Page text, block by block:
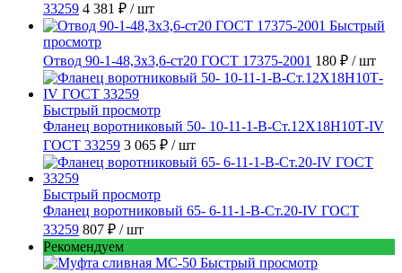
33259 4 381 ₽ / шт
Быстрый
просмотр
Отвод 90-1-48,3х3,6-ст20 ГОСТ 17375-2001 180 ₽ / шт
Быстрый просмотр
Фланец воротниковый 50- 10-11-1-B-Ст.12Х18Н10Т-IV
ГОСТ 33259 3 065 ₽ / шт
Быстрый просмотр
Фланец воротниковый 65- 6-11-1-B-Ст.20-IV ГОСТ
33259 807 ₽ / шт
Рекомендуем
Быстрый просмотр